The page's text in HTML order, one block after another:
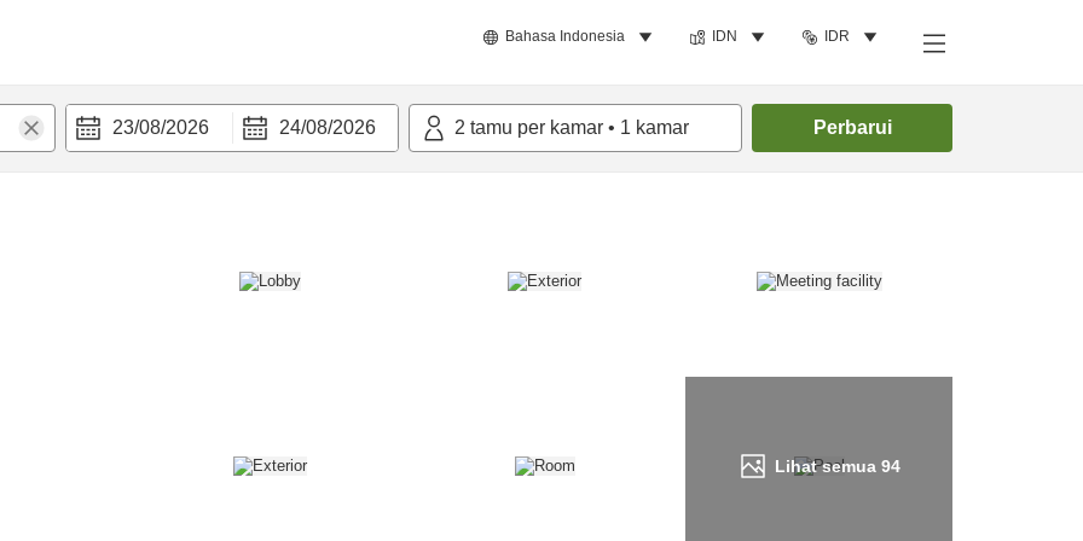
Bahasa Indonesia IDN IDR
23/08/2026 24/08/2026 2 tamu per kamar • 1 kamar Perbarui
Lihat semua 94
Cari kamar